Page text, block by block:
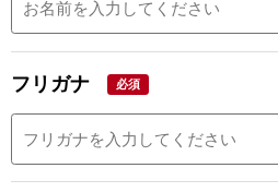
フリガナ 必須